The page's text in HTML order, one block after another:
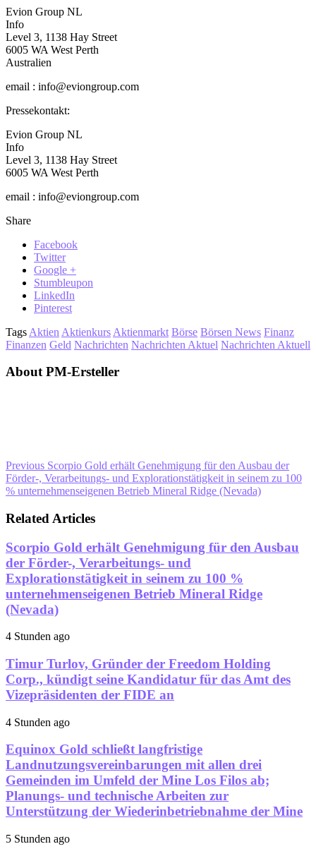
Evion Group NL
Info
Level 3, 1138 Hay Street
6005 WA West Perth
Australien
email : info@eviongroup.com
Pressekontakt:
Evion Group NL
Info
Level 3, 1138 Hay Street
6005 WA West Perth
email : info@eviongroup.com
Share
Facebook
Twitter
Google +
Stumbleupon
LinkedIn
Pinterest
Tags Aktien Aktienkurs Aktienmarkt Börse Börsen News Finanz
Finanzen Geld Nachrichten Nachrichten Aktuel Nachrichten Aktuell
About PM-Ersteller
Previous Scorpio Gold erhält Genehmigung für den Ausbau der
Förder-, Verarbeitungs- und Explorationstätigkeit in seinem zu 100
% unternehmenseigenen Betrieb Mineral Ridge (Nevada)
Related Articles
Scorpio Gold erhält Genehmigung für den Ausbau
der Förder-, Verarbeitungs- und
Explorationstätigkeit in seinem zu 100 %
unternehmenseigenen Betrieb Mineral Ridge
(Nevada)
4 Stunden ago
Timur Turlov, Gründer der Freedom Holding
Corp., kündigt seine Kandidatur für das Amt des
Vizepräsidenten der FIDE an
4 Stunden ago
Equinox Gold schließt langfristige
Landnutzungsvereinbarungen mit allen drei
Gemeinden im Umfeld der Mine Los Filos ab;
Planungs- und technische Arbeiten zur
Unterstützung der Wiederinbetriebnahme der Mine
5 Stunden ago